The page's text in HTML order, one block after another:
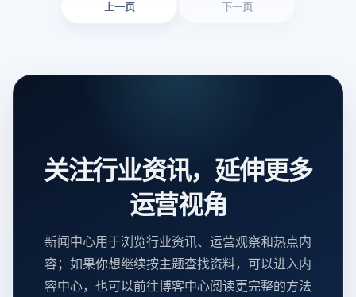
上一页 下一页
关注行业资讯，延伸更多
运营视角
新闻中心用于浏览行业资讯、运营观察和热点内
容；如果你想继续按主题查找资料，可以进入内
容中心，也可以前往博客中心阅读更完整的方法